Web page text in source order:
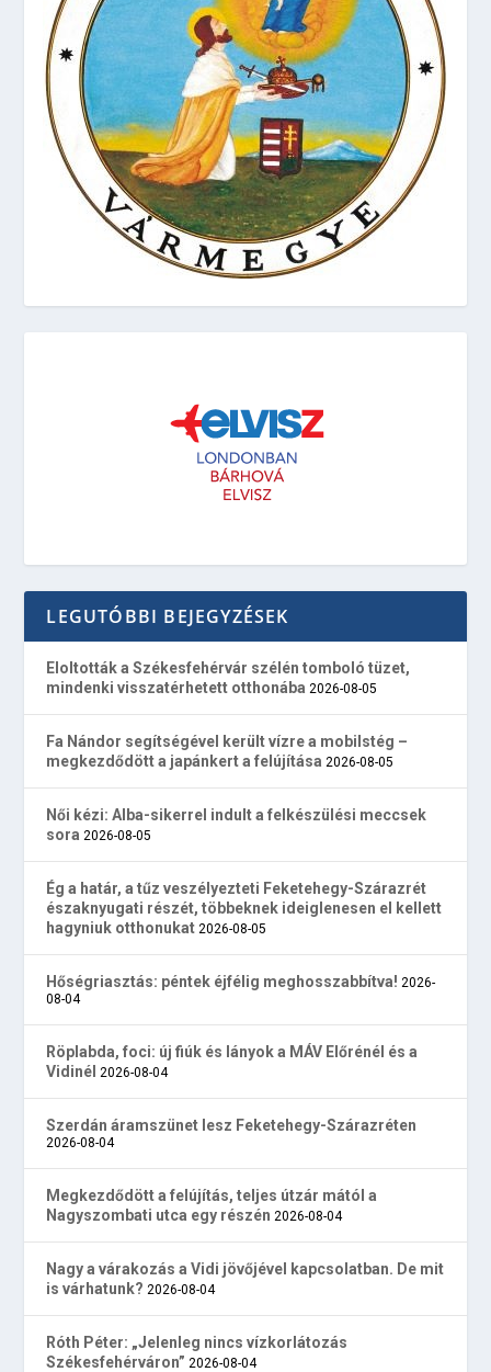
LEGUTÓBBI BEJEGYZÉSEK
Eloltották a Székesfehérvár szélén tomboló tüzet,
mindenki visszatérhetett otthonába 2026-08-05
Fa Nándor segítségével került vízre a mobilstég –
megkezdődött a japánkert a felújítása 2026-08-05
Női kézi: Alba-sikerrel indult a felkészülési meccsek
sora 2026-08-05
Ég a határ, a tűz veszélyezteti Feketehegy-Szárazrét
északnyugati részét, többeknek ideiglenesen el kellett
hagyniuk otthonukat 2026-08-05
Hőségriasztás: péntek éjfélig meghosszabbítva! 2026-
08-04
Röplabda, foci: új fiúk és lányok a MÁV Előrénél és a
Vidinél 2026-08-04
Szerdán áramszünet lesz Feketehegy-Szárazréten
2026-08-04
Megkezdődött a felújítás, teljes útzár mától a
Nagyszombati utca egy részén 2026-08-04
Nagy a várakozás a Vidi jövőjével kapcsolatban. De mit
is várhatunk? 2026-08-04
Róth Péter: „Jelenleg nincs vízkorlátozás
Székesfehérváron” 2026-08-04